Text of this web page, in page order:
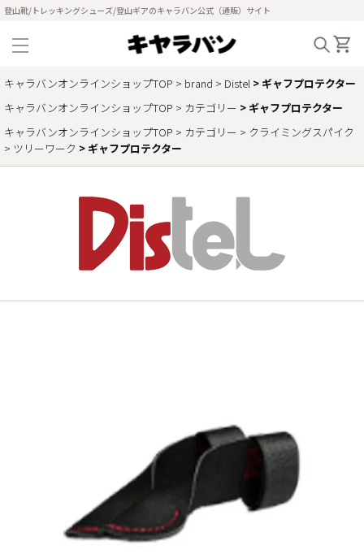
登山靴/トレッキングシューズ/登山ギアのキャラバン公式（通販）サイト
キャラバンオンラインショップTOP brand Distel
ギャフプロテクター
キャラバンオンラインショップTOP
カテゴリー
ギャフプロテクター
キャラバンオンラインショップTOP
カテゴリー
クライミングスパイク
ツリーワーク
ギャフプロテクター